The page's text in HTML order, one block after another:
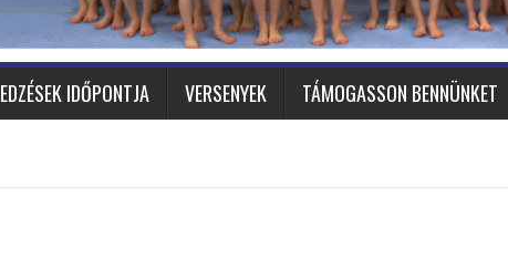
EDZÉSEK IDŐPONTJA VERSENYEK TÁMOGASSON BENNÜNKET